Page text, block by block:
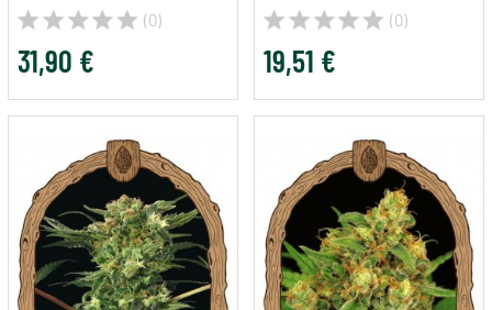
(0)
31,90 €
(0)
19,51 €